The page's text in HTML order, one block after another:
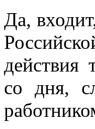
Да,
действия
со дня,